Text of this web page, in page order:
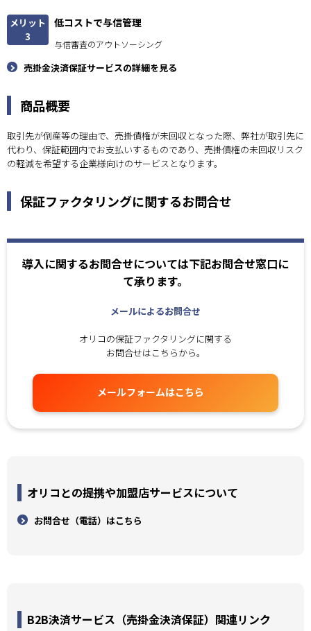
メリット
3
低コストで与信管理
与信審査のアウトソーシング
売掛金決済保証サービスの詳細を見る
商品概要
取引先が倒産等の理由で、売掛債権が未回収となった際、弊社が取引先に
代わり、保証範囲内でお支払いするものであり、売掛債権の未回収リスク
の軽減を希望する企業様向けのサービスとなります。
保証ファクタリングに関するお問合せ
導入に関するお問合せについては下記お問合せ窓口に
て承ります。
メールによるお問合せ
オリコの保証ファクタリングに関する
お問合せはこちらから。
メールフォームはこちら
オリコとの提携や加盟店サービスについて
お問合せ（電話）はこちら
B2B決済サービス（売掛金決済保証）関連リンク